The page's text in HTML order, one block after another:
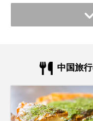
中国旅